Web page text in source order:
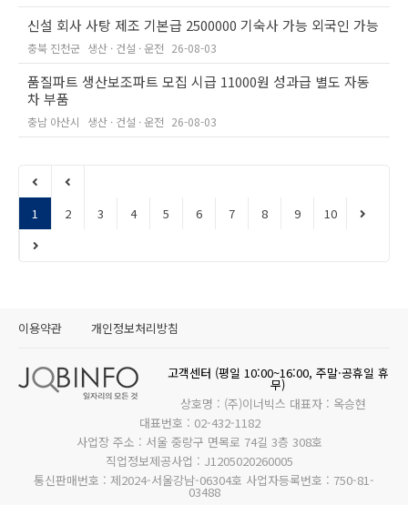
신설 회사 사탕 제조 기본급 2500000 기숙사 가능 외국인 가능
충북 진천군 생산 · 건설 · 운전 26-08-03
품질파트 생산보조파트 모집 시급 11000원 성과급 별도 자동
차 부품
충남 아산시 생산 · 건설 · 운전 26-08-03
1 2 3 4 5 6 7 8 9 10
이용약관 개인정보처리방침
고객센터 (평일 10:00~16:00, 주말·공휴일 휴
무)
상호명 : (주)이너빅스 대표자 : 옥승현
대표번호 : 02-432-1182
사업장 주소 : 서울 중랑구 면목로 74길 3층 308호
직업정보제공사업 : J1205020260005
통신판매번호 : 제2024-서울강남-06304호 사업자등록번호 : 750-81-
03488